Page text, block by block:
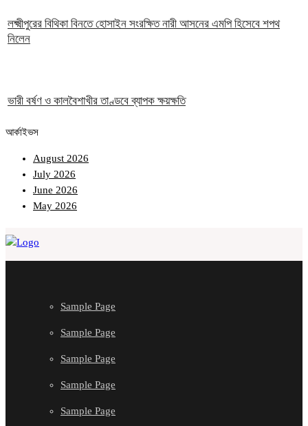
লক্ষ্মীপুরের বিথিকা বিনতে হোসাইন সংরক্ষিত নারী আসনের এমপি হিসেবে শপথ
নিলেন
ভারী বর্ষণ ও কালবৈশাখীর তাণ্ডবে ব্যাপক ক্ষয়ক্ষতি
আর্কাইভস
August 2026
July 2026
June 2026
May 2026
Sample Page
Sample Page
Sample Page
Sample Page
Sample Page